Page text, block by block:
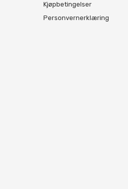
Kjøpbetingelser
Personvernerklæring